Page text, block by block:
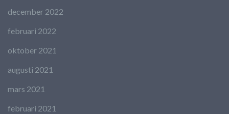
december 2022
februari 2022
oktober 2021
augusti 2021
mars 2021
februari 2021